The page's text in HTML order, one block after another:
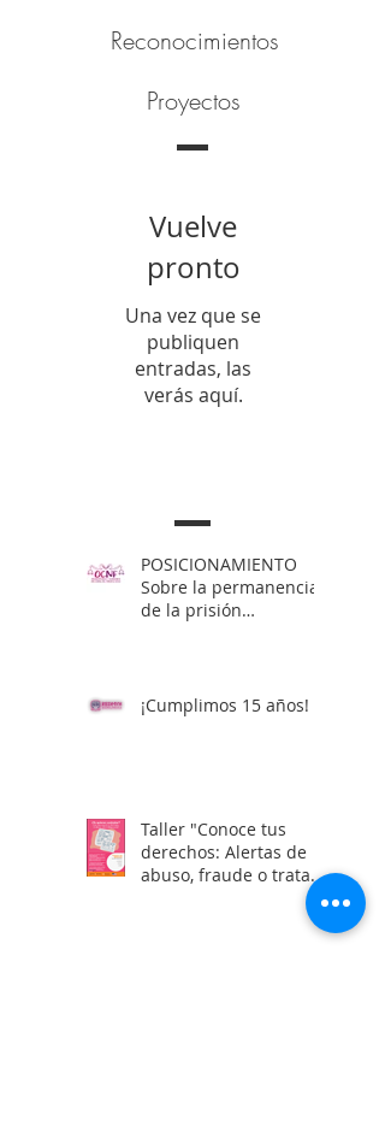
Reconocimientos
Proyectos
Vuelve
pronto
Una vez que se
publiquen
entradas, las
verás aquí.
POSICIONAMIENTO
Sobre la permanencia
de la prisión
¡Cumplimos 15 años!
Taller "Conoce tus
derechos: Alertas de
abuso, fraude o trata